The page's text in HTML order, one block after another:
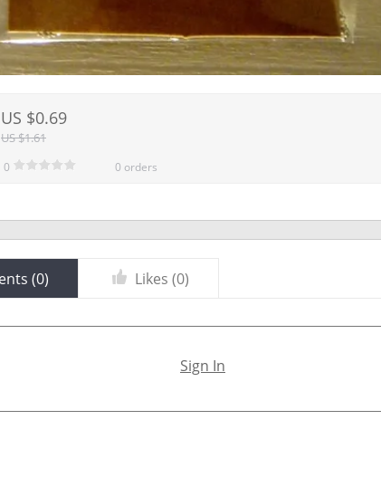
US $0.69
US $1.61
0 0 orders
(0) Likes (0)
Sign In